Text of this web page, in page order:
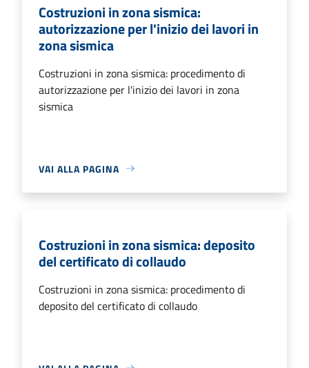
Costruzioni in zona sismica:
autorizzazione per l'inizio dei lavori in
zona sismica
Costruzioni in zona sismica: procedimento di
autorizzazione per l'inizio dei lavori in zona
sismica
VAI ALLA PAGINA
Costruzioni in zona sismica: deposito
del certificato di collaudo
Costruzioni in zona sismica: procedimento di
deposito del certificato di collaudo